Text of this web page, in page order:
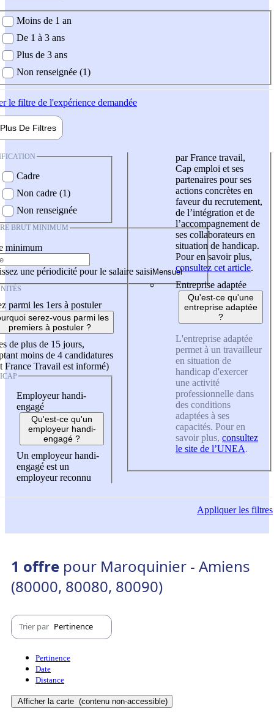
demandée
Moins de 1 an
De 1 à 3 ans
Plus de 3 ans
Non renseignée (1)
le filtre de l'expérience demandée
Plus De Filtres
Cadre
Non cadre (1)
Non renseignée
BRUT MINIMUM
minimum
une périodicité pour le salaire saisi
parmi les 1ers à postuler
serez-vous parmi les
premiers à postuler ?
de plus de 15 jours,
moins de 4 candidatures
France Travail est informé)
Employeur handi-
engagé
Qu'est-ce qu'un
employeur handi-
engagé ?
Un employeur handi-
engagé est un
employeur reconnu
par France travail,
Cap emploi et ses
partenaires pour ses
actions concrètes en
faveur du recrutement,
de l’intégration et de
l’accompagnement de
ses collaborateurs en
situation de handicap.
Pour en savoir plus,
consultez cet article.
Entreprise adaptée
Qu'est-ce qu'une
entreprise adaptée
?
L'entreprise adaptée
permet à un travailleur
en situation de
handicap d'exercer
une activité
professionnelle dans
des conditions
adaptées à ses
capacités. Pour en
savoir plus, consultez
le site de l’UNEA.
Appliquerles filtres
1 offre pour Maroquinier - Amiens
(80000, 80080, 80090)
Trier par Pertinence
Pertinence
Date
Distance
Afficher la carte (contenu non-accessible)